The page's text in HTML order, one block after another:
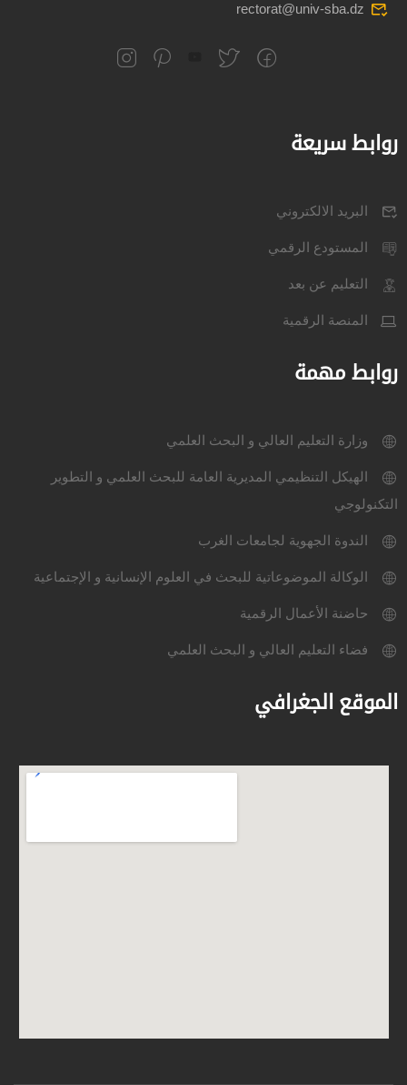
rectorat@univ-sba.dz
روابط سريعة
البريد الالكتروني
المستودع الرقمي
التعليم عن بعد
المنصة الرقمية
روابط مهمة
وزارة التعليم العالي و البحث العلمي
الهيكل التنظيمي المديرية العامة للبحث العلمي و التطوير
التكنولوجي
الندوة الجهوية لجامعات الغرب
الوكالة الموضوعاتية للبحث في العلوم الإنسانية و الإجتماعية
حاضنة الأعمال الرقمية
فضاء التعليم العالي و البحث العلمي
الموقع الجغرافي